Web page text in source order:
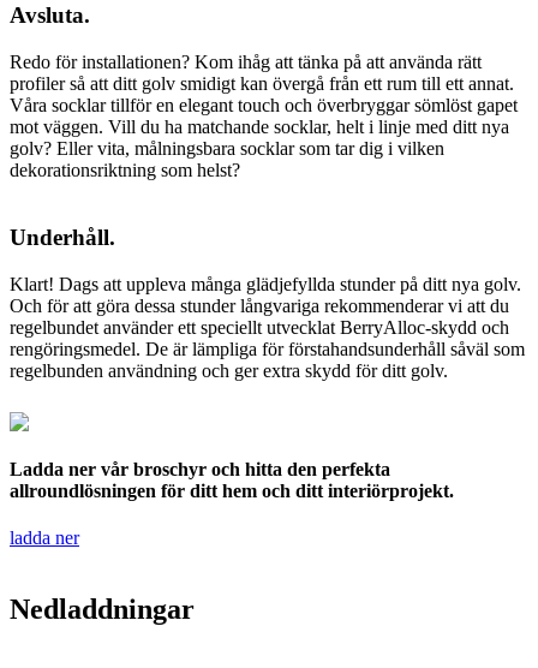
Avsluta.
Redo för installationen? Kom ihåg att tänka på att använda rätt
profiler så att ditt golv smidigt kan övergå från ett rum till ett annat.
Våra socklar tillför en elegant touch och överbryggar sömlöst gapet
mot väggen. Vill du ha matchande socklar, helt i linje med ditt nya
golv? Eller vita, målningsbara socklar som tar dig i vilken
dekorationsriktning som helst?
Underhåll.
Klart! Dags att uppleva många glädjefyllda stunder på ditt nya golv.
Och för att göra dessa stunder långvariga rekommenderar vi att du
regelbundet använder ett speciellt utvecklat BerryAlloc-skydd och
rengöringsmedel. De är lämpliga för förstahandsunderhåll såväl som
regelbunden användning och ger extra skydd för ditt golv.
Ladda ner vår broschyr och hitta den perfekta
allroundlösningen för ditt hem och ditt interiörprojekt.
ladda ner
Nedladdningar